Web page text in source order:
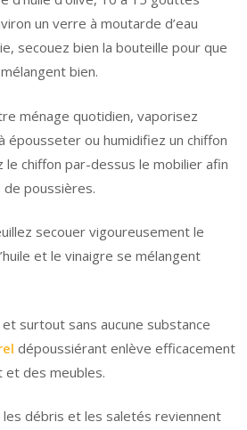
un verre à moutarde d’eau
secouez bien la bouteille pour que
bien.
ménage quotidien, vaporisez
épousseter ou humidifiez un chiffon
le chiffon par-dessus le mobilier afin
poussières.
secouer vigoureusement le
et le vinaigre se mélangent
surtout sans aucune substance
dépoussiérant enlève efficacement
et des meubles.
débris et les saletés reviennent